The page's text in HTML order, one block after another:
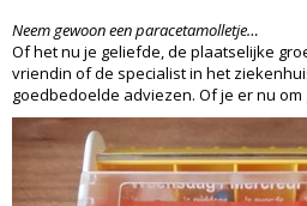
Neem gewoon een paracetamolletje…
Of het nu je geliefde, de plaatselijke
vriendin of de specialist in het
goedbedoelde adviezen. Of je er nu